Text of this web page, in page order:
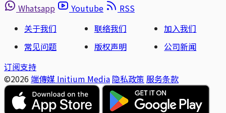
Whatsapp
Youtube
RSS
关于我们
联络我们
加入我们
常见问题
版权声明
公司新闻
订阅支持
©2026 端傳媒 Initium Media 隐私政策 服务条款